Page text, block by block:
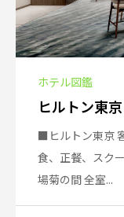
ホテル図鑑
ヒルトン東京
■ヒルトン東京
食、正餐、スク
場菊の間 全室...